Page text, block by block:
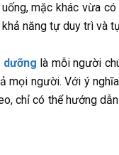
mặc khác vừa
năng tự duy trì và
là mỗi người
mọi người. Với ý
chỉ có thể hướng